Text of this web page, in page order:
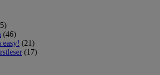
(46)
easy! (21)
(17)